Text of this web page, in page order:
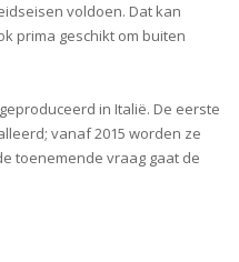
voldoen. Dat kan
prima geschikt om buiten
in Italië. De eerste
vanaf 2015 worden ze
toenemende vraag gaat de